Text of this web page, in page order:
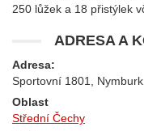
250 lůžek a 18 přistýlek
ADRESA A
Adresa:
Sportovní 1801, Nymburk
Oblast
Střední Čechy